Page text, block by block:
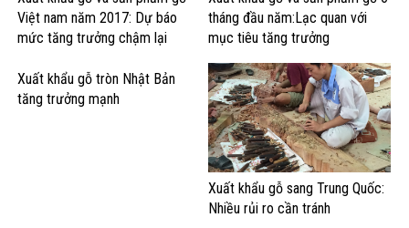
Việt nam năm 2017: Dự báo
mức tăng trưởng chậm lại
tháng đầu năm:Lạc quan với
mục tiêu tăng trưởng
Xuất khẩu gỗ tròn Nhật Bản
tăng trưởng mạnh
Xuất khẩu gỗ sang Trung Quốc:
Nhiều rủi ro cần tránh